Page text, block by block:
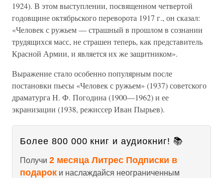
1924). В этом выступлении, посвященном четвертой
годовщине октябрьского переворота 1917 г., он сказал:
«Человек с ружьем — страшный в прошлом в сознании
трудящихся масс, не страшен теперь, как представитель
Красной Армии, и является их же защитником».
Выражение стало особенно популярным после
постановки пьесы «Человек с ружьем» (1937) советского
драматурга Н. Ф. Погодина (1900—1962) и ее
экранизации (1938, режиссер Иван Пырьев).
Более 800 000 книг и аудиокниг! 📚
Получи 2 месяца Литрес Подписки в
подарок и наслаждайся неограниченным